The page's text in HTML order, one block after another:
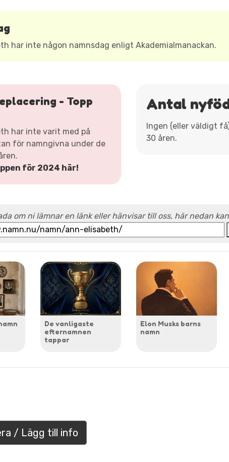
har inte någon namnsdag enligt Akademialmanackan.
- Topp
har inte varit med på
för namngivna under de
för 2024 här!
Antal
Ingen (eller väldigt
30 åren.
om ni lämnar en länk eller hänvisar till oss, här nedan
De vanligaste
efternamnen
tappar
Elon Musks barns
namn
/ Lägg till info